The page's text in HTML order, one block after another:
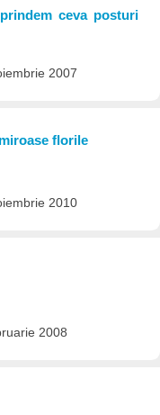
ceva posturi
2007
florile
2010
2008